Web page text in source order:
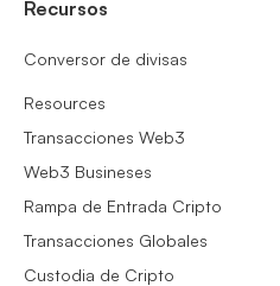
Recursos
Conversor de divisas
Resources
Transacciones Web3
Web3 Busineses
Rampa de Entrada Cripto
Transacciones Globales
Custodia de Cripto